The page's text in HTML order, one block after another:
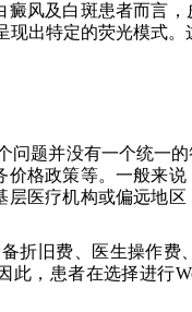
风及白斑患者而言
现出特定的荧光模式
问题并没有一个统一
格政策等。一般来
医疗机构或偏远地
折旧费、医生操作
此，患者在选择进行